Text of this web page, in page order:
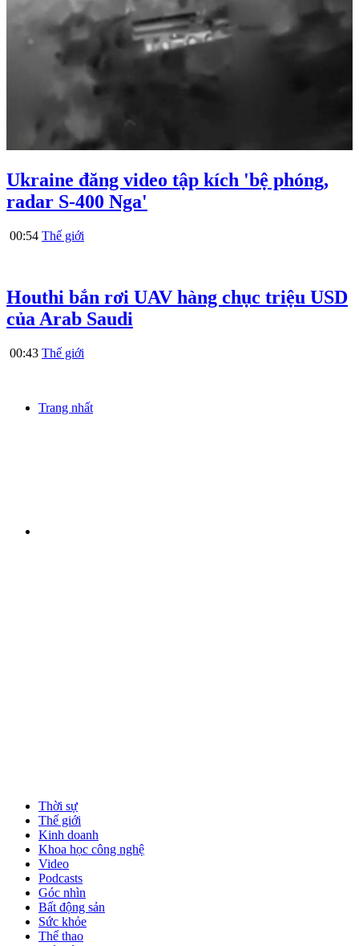
Ukraine đăng video tập kích 'bệ phóng,
radar S-400 Nga'
00:54 Thế giới
Houthi bắn rơi UAV hàng chục triệu USD
của Arab Saudi
00:43 Thế giới
Trang nhất
Thời sự
Thế giới
Kinh doanh
Khoa học công nghệ
Video
Podcasts
Góc nhìn
Bất động sản
Sức khỏe
Thể thao